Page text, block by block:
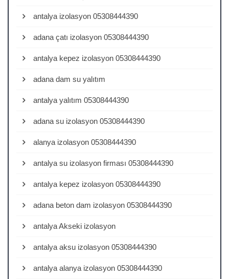
antalya izolasyon 05308444390
adana çatı izolasyon 05308444390
antalya kepez izolasyon 05308444390
adana dam su yalıtım
antalya yalıtım 05308444390
adana su izolasyon 05308444390
alanya izolasyon 05308444390
antalya su izolasyon firması 05308444390
antalya kepez izolasyon 05308444390
adana beton dam izolasyon 05308444390
antalya Akseki izolasyon
antalya aksu izolasyon 05308444390
antalya alanya izolasyon 05308444390